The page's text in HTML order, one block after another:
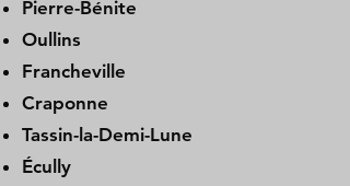
Pierre-Bénite
Oullins
Francheville
Craponne
Tassin-la-Demi-Lune
Écully